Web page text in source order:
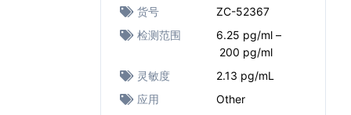
货号
ZC-52367
检测范围
6.25 pg/ml –
200 pg/ml
灵敏度
2.13 pg/mL
应用
Other